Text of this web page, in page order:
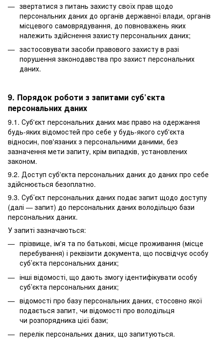
звертатися з питань захисту своїх прав щодо
персональних даних до органів державної влади, органів
місцевого самоврядування, до повноважень яких
належить здійснення захисту персональних даних;
застосовувати засоби правового захисту в разі
порушення законодавства про захист персональних
даних.
9. Порядок роботи з запитами суб’єкта
персональних даних
9.1. Суб'єкт персональних даних має право на одержання
будь-яких відомостей про себе у будь-якого суб'єкта
відносин, пов'язаних з персональними даними, без
зазначення мети запиту, крім випадків, установлених
законом.
9.2. Доступ суб'єкта персональних даних до даних про себе
здійснюється безоплатно.
9.3. Суб’єкт персональних даних подає запит щодо доступу
(далі — запит) до персональних даних володільцю бази
персональних даних.
У запиті зазначаються:
прізвище, ім'я та по батькові, місце проживання (місце
перебування) і реквізити документа, що посвідчує особу
суб’єкта персональних даних;
інші відомості, що дають змогу ідентифікувати особу
суб’єкта персональних даних;
відомості про базу персональних даних, стосовно якої
подається запит, чи відомості про володільця
чи розпорядника цієї бази;
перелік персональних даних, що запитуються.